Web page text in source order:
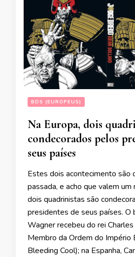
BDS (EUROPEUS)
Na Europa, dois
condecorados pelos
seus países
Estes dois acontecimento são
passada, e acho que valem um
dois quadrinistas são
presidentes de seus países. O
Wagner recebeu do rei
Membro da Ordem do Império
Bleeding Cool); na Espanha,